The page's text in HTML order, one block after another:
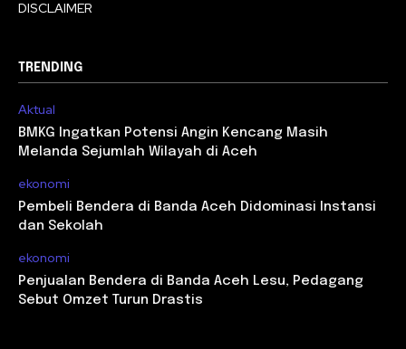
DISCLAIMER
TRENDING
Aktual
BMKG Ingatkan Potensi Angin Kencang Masih
Melanda Sejumlah Wilayah di Aceh
ekonomi
Pembeli Bendera di Banda Aceh Didominasi Instansi
dan Sekolah
ekonomi
Penjualan Bendera di Banda Aceh Lesu, Pedagang
Sebut Omzet Turun Drastis